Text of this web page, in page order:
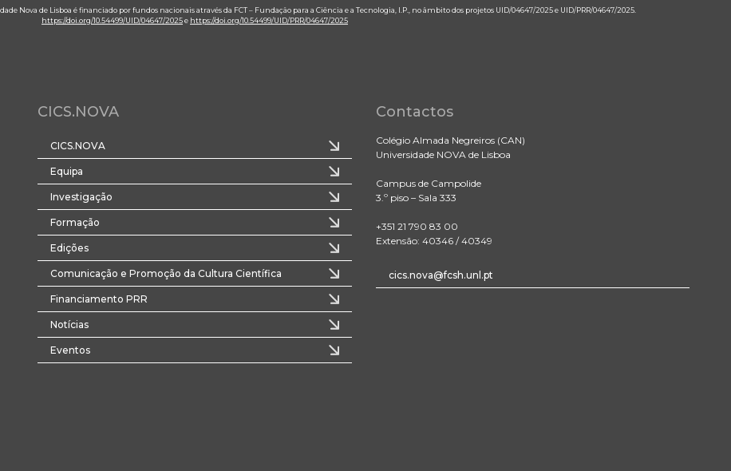
Nova de Lisboa é financiado por fundos nacionais através da FCT – Fundação para a Ciência e a Tecnologia, I.P., no âmbito dos projetos UID/04647/2025 e UID/PRR/04647/2025.
https://doi.org/10.54499/UID/04647/2025e https://doi.org/10.54499/UID/PRR/04647/2025
CICS.NOVA
CICS.NOVA
Equipa
Investigação
Formação
Edições
Comunicação e Promoção da Cultura Científica
Financiamento PRR
Notícias
Eventos
Contactos
Colégio Almada Negreiros (CAN)
Universidade NOVA de Lisboa
Campus de Campolide
3.º piso – Sala 333
+351 21 790 83 00
Extensão: 40346 / 40349
cics.nova@fcsh.unl.pt